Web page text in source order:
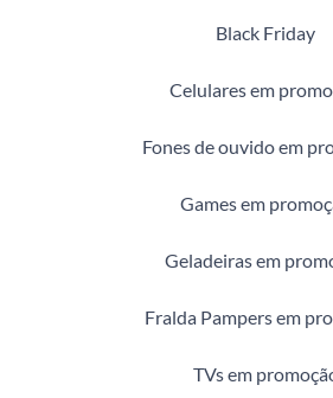
Black Friday
Celulares em
Fones de ouvido em
Games em
Geladeiras em
Fralda Pampers em
TVs em